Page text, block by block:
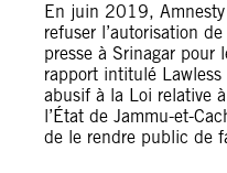
En juin 2019, Amnesty
refuser l’autorisation
presse à Srinagar pour
rapport intitulé
abusif à la Loi relative
l’État de Jammu-et-
de le rendre public de